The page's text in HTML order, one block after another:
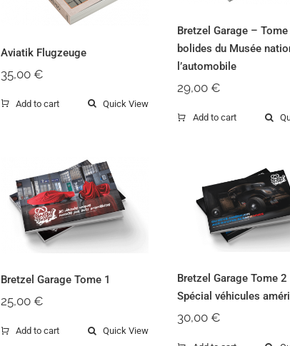
Aviatik Flugzeuge
35,00 €
Add to cart Quick View
Bretzel Garage –
bolides du Musée
l’automobile
29,00€
Add to cart
Bretzel Garage
Tome 1
Bretzel Garage Tome 1
25,00 €
Add to cart Quick View
Bretzel Garage
Tome 2 –
véhicules
américains
Bretzel Garage Tome 2
Spécial véhicules
30,00€